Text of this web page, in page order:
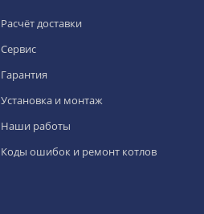
Расчёт доставки
Сервис
Гарантия
Установка и монтаж
Наши работы
Коды ошибок и ремонт котлов